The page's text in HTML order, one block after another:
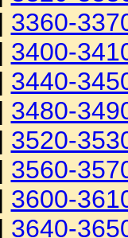
| 3360-
| 3400-
| 3440-
| 3480-
| 3520-
3560-
| 3600-
| 3640-